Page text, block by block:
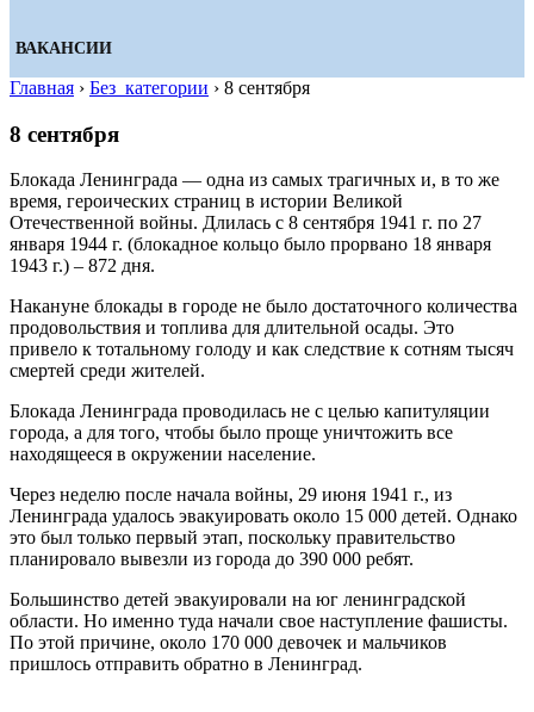
ВАКАНСИИ
Главная › Без_категории › 8 сентября
8 сентября
Блокада Ленинграда — одна из самых трагичных и, в то же
время, героических страниц в истории Великой
Отечественной войны. Длилась с 8 сентября 1941 г. по 27
января 1944 г. (блокадное кольцо было прорвано 18 января
1943 г.) – 872 дня.
Накануне блокады в городе не было достаточного количества
продовольствия и топлива для длительной осады. Это
привело к тотальному голоду и как следствие к сотням тысяч
смертей среди жителей.
Блокада Ленинграда проводилась не с целью капитуляции
города, а для того, чтобы было проще уничтожить все
находящееся в окружении население.
Через неделю после начала войны, 29 июня 1941 г., из
Ленинграда удалось эвакуировать около 15 000 детей. Однако
это был только первый этап, поскольку правительство
планировало вывезли из города до 390 000 ребят.
Большинство детей эвакуировали на юг ленинградской
области. Но именно туда начали свое наступление фашисты.
По этой причине, около 170 000 девочек и мальчиков
пришлось отправить обратно в Ленинград.